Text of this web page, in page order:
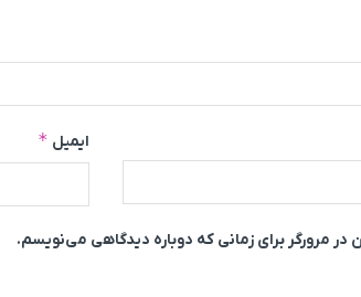
ایمیل *
در مرورگر برای زمانی که دوباره دیدگاهی می‌نویسم.